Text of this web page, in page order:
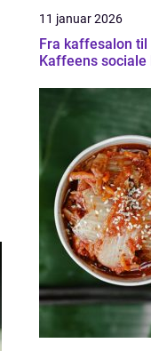
11 januar 2026
Fra kaffesalon til
Kaffeens sociale